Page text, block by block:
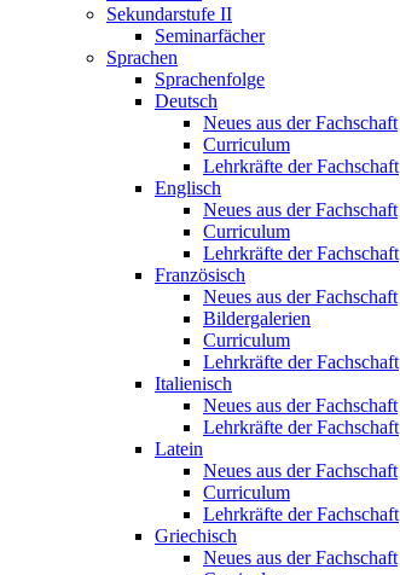
Sekundarstufe II
Seminarfächer
Sprachen
Sprachenfolge
Deutsch
Neues aus der Fachschaft
Curriculum
Lehrkräfte der Fachschaft
Englisch
Neues aus der Fachschaft
Curriculum
Lehrkräfte der Fachschaft
Französisch
Neues aus der Fachschaft
Bildergalerien
Curriculum
Lehrkräfte der Fachschaft
Italienisch
Neues aus der Fachschaft
Lehrkräfte der Fachschaft
Latein
Neues aus der Fachschaft
Curriculum
Lehrkräfte der Fachschaft
Griechisch
Neues aus der Fachschaft